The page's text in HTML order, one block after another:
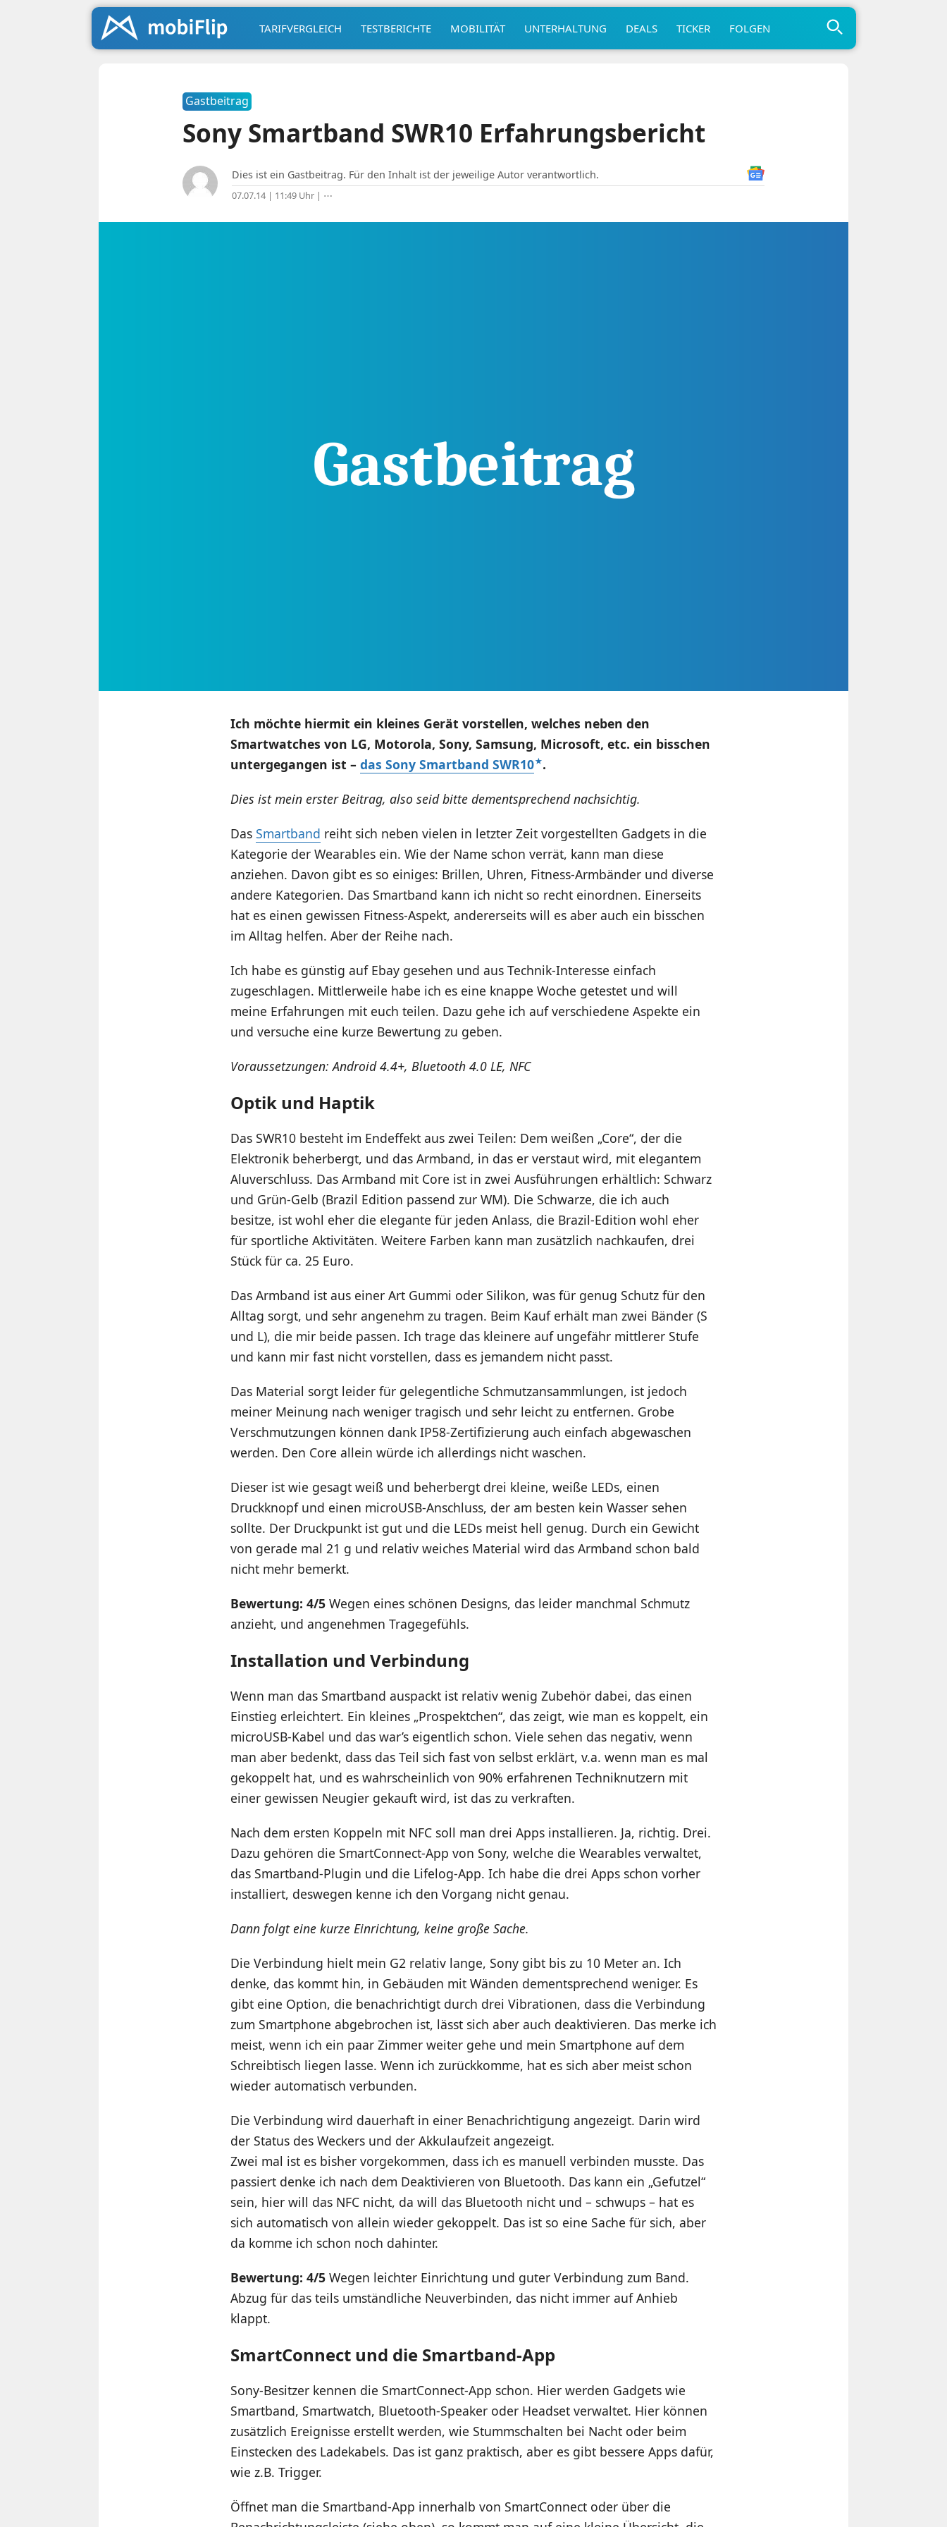
TARIFVERGLEICH TESTBERICHTE MOBILITÄT UNTERHALTUNG DEALS TICKER FOLGEN
Gastbeitrag
Sony Smartband SWR10 Erfahrungsbericht
Dies ist ein Gastbeitrag. Für den Inhalt ist der jeweilige Autor verantwortlich.
07.07.14 | 11:49 Uhr| ⋯
Ich möchte hiermit ein kleines Gerät vorstellen, welches neben den
Smartwatches von LG, Motorola, Sony, Samsung, Microsoft, etc. ein bisschen
untergegangen ist – das Sony Smartband SWR10 .
Dies ist mein erster Beitrag, also seid bitte dementsprechend nachsichtig.
Das Smartband reiht sich neben vielen in letzter Zeit vorgestellten Gadgets in die
Kategorie der Wearables ein. Wie der Name schon verrät, kann man diese
anziehen. Davon gibt es so einiges: Brillen, Uhren, Fitness-Armbänder und diverse
andere Kategorien. Das Smartband kann ich nicht so recht einordnen. Einerseits
hat es einen gewissen Fitness-Aspekt, andererseits will es aber auch ein bisschen
im Alltag helfen. Aber der Reihe nach.
Ich habe es günstig auf Ebay gesehen und aus Technik-Interesse einfach
zugeschlagen. Mittlerweile habe ich es eine knappe Woche getestet und will
meine Erfahrungen mit euch teilen. Dazu gehe ich auf verschiedene Aspekte ein
und versuche eine kurze Bewertung zu geben.
Voraussetzungen: Android 4.4+, Bluetooth 4.0 LE, NFC
Optik und Haptik
Das SWR10 besteht im Endeffekt aus zwei Teilen: Dem weißen „Core“, der die
Elektronik beherbergt, und das Armband, in das er verstaut wird, mit elegantem
Aluverschluss. Das Armband mit Core ist in zwei Ausführungen erhältlich: Schwarz
und Grün-Gelb (Brazil Edition passend zur WM). Die Schwarze, die ich auch
besitze, ist wohl eher die elegante für jeden Anlass, die Brazil-Edition wohl eher
für sportliche Aktivitäten. Weitere Farben kann man zusätzlich nachkaufen, drei
Stück für ca. 25 Euro.
Das Armband ist aus einer Art Gummi oder Silikon, was für genug Schutz für den
Alltag sorgt, und sehr angenehm zu tragen. Beim Kauf erhält man zwei Bänder (S
und L), die mir beide passen. Ich trage das kleinere auf ungefähr mittlerer Stufe
und kann mir fast nicht vorstellen, dass es jemandem nicht passt.
Das Material sorgt leider für gelegentliche Schmutzansammlungen, ist jedoch
meiner Meinung nach weniger tragisch und sehr leicht zu entfernen. Grobe
Verschmutzungen können dank IP58-Zertifizierung auch einfach abgewaschen
werden. Den Core allein würde ich allerdings nicht waschen.
Dieser ist wie gesagt weiß und beherbergt drei kleine, weiße LEDs, einen
Druckknopf und einen microUSB-Anschluss, der am besten kein Wasser sehen
sollte. Der Druckpunkt ist gut und die LEDs meist hell genug. Durch ein Gewicht
von gerade mal 21 g und relativ weiches Material wird das Armband schon bald
nicht mehr bemerkt.
Bewertung: 4/5Wegen eines schönen Designs, das leider manchmal Schmutz
anzieht, und angenehmen Tragegefühls.
Installation und Verbindung
Wenn man das Smartband auspackt ist relativ wenig Zubehör dabei, das einen
Einstieg erleichtert. Ein kleines „Prospektchen“, das zeigt, wie man es koppelt, ein
microUSB-Kabel und das war’s eigentlich schon. Viele sehen das negativ, wenn
man aber bedenkt, dass das Teil sich fast von selbst erklärt, v.a. wenn man es mal
gekoppelt hat, und es wahrscheinlich von 90% erfahrenen Techniknutzern mit
einer gewissen Neugier gekauft wird, ist das zu verkraften.
Nach dem ersten Koppeln mit NFC soll man drei Apps installieren. Ja, richtig. Drei.
Dazu gehören die SmartConnect-App von Sony, welche die Wearables verwaltet,
das Smartband-Plugin und die Lifelog-App. Ich habe die drei Apps schon vorher
installiert, deswegen kenne ich den Vorgang nicht genau.
Dann folgt eine kurze Einrichtung, keine große Sache.
Die Verbindung hielt mein G2 relativ lange, Sony gibt bis zu 10 Meter an. Ich
denke, das kommt hin, in Gebäuden mit Wänden dementsprechend weniger. Es
gibt eine Option, die benachrichtigt durch drei Vibrationen, dass die Verbindung
zum Smartphone abgebrochen ist, lässt sich aber auch deaktivieren. Das merke ich
meist, wenn ich ein paar Zimmer weiter gehe und mein Smartphone auf dem
Schreibtisch liegen lasse. Wenn ich zurückkomme, hat es sich aber meist schon
wieder automatisch verbunden.
Die Verbindung wird dauerhaft in einer Benachrichtigung angezeigt. Darin wird
der Status des Weckers und der Akkulaufzeit angezeigt.
Zwei mal ist es bisher vorgekommen, dass ich es manuell verbinden musste. Das
passiert denke ich nach dem Deaktivieren von Bluetooth. Das kann ein „Gefutzel“
sein, hier will das NFC nicht, da will das Bluetooth nicht und – schwups – hat es
sich automatisch von allein wieder gekoppelt. Das ist so eine Sache für sich, aber
da komme ich schon noch dahinter.
Bewertung: 4/5Wegen leichter Einrichtung und guter Verbindung zum Band.
Abzug für das teils umständliche Neuverbinden, das nicht immer auf Anhieb
klappt.
SmartConnect und die Smartband-App
Sony-Besitzer kennen die SmartConnect-App schon. Hier werden Gadgets wie
Smartband, Smartwatch, Bluetooth-Speaker oder Headset verwaltet. Hier können
zusätzlich Ereignisse erstellt werden, wie Stummschalten bei Nacht oder beim
Einstecken des Ladekabels. Das ist ganz praktisch, aber es gibt bessere Apps dafür,
wie z.B. Trigger.
Öffnet man die Smartband-App innerhalb von SmartConnect oder über die